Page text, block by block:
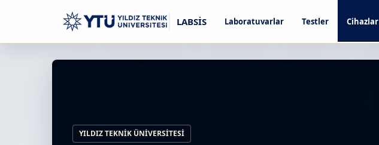
LABSİS Laboratuvarlar Testler Cihazlar
YILDIZ TEKNIK ÜNIVERSITESI